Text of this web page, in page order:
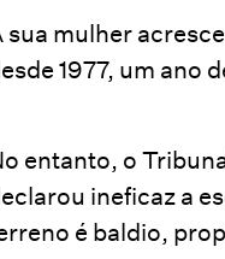
sua mulher
1977, um ano
entanto, o
ineficaz a
é baldio,